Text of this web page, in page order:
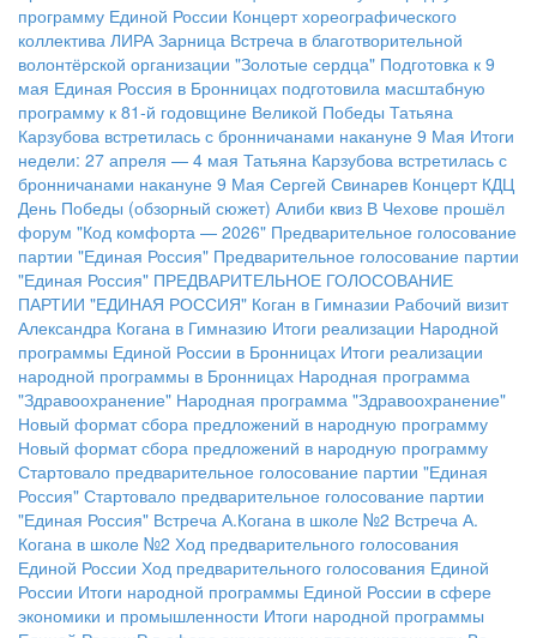
программу Единой России Концерт хореографического
коллектива ЛИРА Зарница Встреча в благотворительной
волонтёрской организации "Золотые сердца" Подготовка к 9
мая Единая Россия в Бронницах подготовила масштабную
программу к 81-й годовщине Великой Победы Татьяна
Карзубова встретилась с бронничанами накануне 9 Мая Итоги
недели: 27 апреля — 4 мая Татьяна Карзубова встретилась с
бронничанами накануне 9 Мая Сергей Свинарев Концерт КДЦ
День Победы (обзорный сюжет) Алиби квиз В Чехове прошёл
форум "Код комфорта — 2026" Предварительное голосование
партии "Единая Россия" Предварительное голосование партии
"Единая Россия" ПРЕДВАРИТЕЛЬНОЕ ГОЛОСОВАНИЕ
ПАРТИИ "ЕДИНАЯ РОССИЯ" Коган в Гимназии Рабочий визит
Александра Когана в Гимназию Итоги реализации Народной
программы Единой России в Бронницах Итоги реализации
народной программы в Бронницах Народная программа
"Здравоохранение" Народная программа "Здравоохранение"
Новый формат сбора предложений в народную программу
Новый формат сбора предложений в народную программу
Стартовало предварительное голосование партии "Единая
Россия" Стартовало предварительное голосование партии
"Единая Россия" Встреча А.Когана в школе №2 Встреча А.
Когана в школе №2 Ход предварительного голосования
Единой России Ход предварительного голосования Единой
России Итоги народной программы Единой России в сфере
экономики и промышленности Итоги народной программы